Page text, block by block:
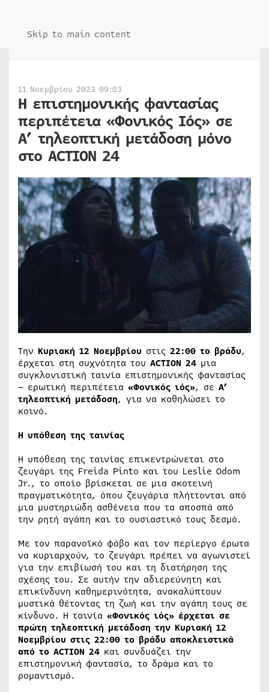
Skip to main content
11 Νοεμβρίου 2023 09:03
Η επιστημονικής φαντασίας
περιπέτεια «Φονικός Ιός» σε
Α’ τηλεοπτική μετάδοση μόνο
στο ACTION 24
Την Κυριακή 12 Νοεμβρίου στις 22:00 το βράδυ,
έρχεται στη συχνότητα του ACTION 24 μια
συγκλονιστική ταινία επιστημονικής φαντασίας
– ερωτική περιπέτεια «Φονικός ιός», σε Α’
τηλεοπτική μετάδοση, για να καθηλώσει το
κοινό.
Η υπόθεση της ταινίας
Η υπόθεση της ταινίας επικεντρώνεται στο
ζευγάρι της Freida Pinto και του Leslie Odom
Jr., το οποίο βρίσκεται σε μια σκοτεινή
πραγματικότητα, όπου ζευγάρια πλήττονται από
μια μυστηριώδη ασθένεια που τα αποσπά από
την ρητή αγάπη και το ουσιαστικό τους δεσμό.
Με τον παρανοϊκό φόβο και τον περίεργο έρωτα
να κυριαρχούν, το ζευγάρι πρέπει να αγωνιστεί
για την επιβίωσή του και τη διατήρηση της
σχέσης του. Σε αυτήν την αδιερεύνητη και
επικίνδυνη καθημερινότητα, ανακαλύπτουν
μυστικά θέτοντας τη ζωή και την αγάπη τους σε
κίνδυνο. Η ταινία «Φονικός ιός» έρχεται σε
πρώτη τηλεοπτική μετάδοση την Κυριακή 12
Νοεμβρίου στις 22:00 το βράδυ αποκλειστικά
από το ACTION 24 και συνδυάζει την
επιστημονική φαντασία, το δράμα και το
ρομαντισμό.